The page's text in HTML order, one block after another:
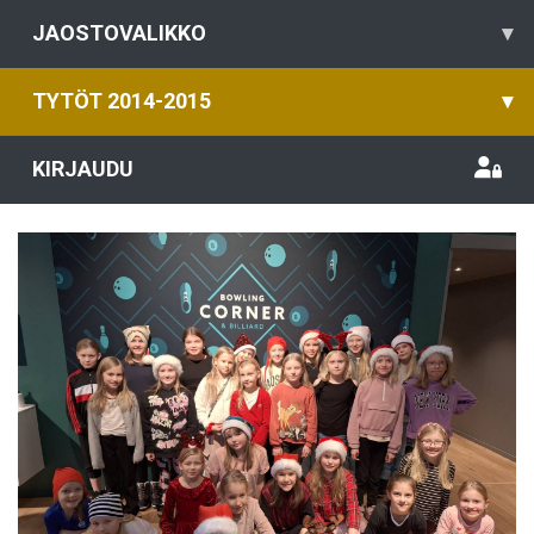
JAOSTOVALIKKO ▾
TYTÖT 2014-2015 ▾
KIRJAUDU